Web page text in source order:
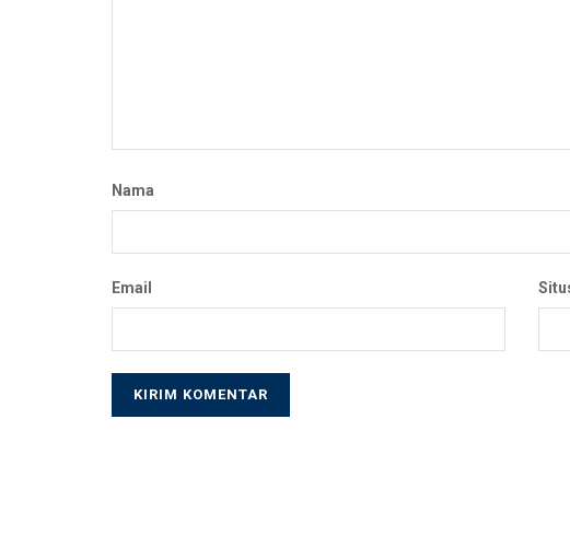
Nama
Email